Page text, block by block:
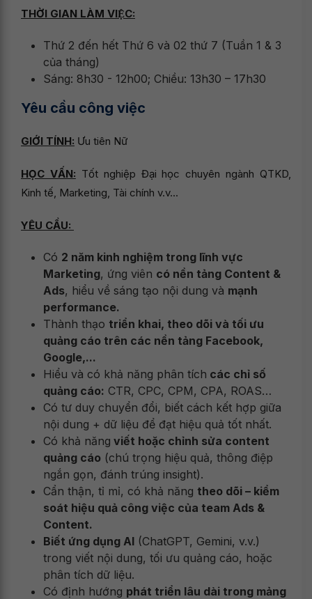
THỜI GIAN LÀM VIỆC:
Thứ 2 đến hết Thứ 6 và 02 thứ 7 (Tuần 1 & 3
của tháng)
Sáng: 8h30 - 12h00; Chiều: 13h30 – 17h30
Yêu cầu công việc
GIỚI TÍNH: Ưu tiên Nữ
HỌC VẤN: Tốt nghiệp Đại học chuyên ngành QTKD,
Kinh tế, Marketing, Tài chính v.v...
YÊU CẦU:
Có 2 năm kinh nghiệm trong lĩnh vực
Marketing, ứng viên có nền tảng Content &
Ads, hiểu về sáng tạo nội dung và mạnh
performance.
Thành thạo triển khai, theo dõi và tối ưu
quảng cáo trên các nền tảng Facebook,
Google,...
Hiểu và có khả năng phân tích các chỉ số
quảng cáo: CTR, CPC, CPM, CPA, ROAS…
Có tư duy chuyển đổi, biết cách kết hợp giữa
nội dung + dữ liệu để đạt hiệu quả tốt nhất.
Có khả năng viết hoặc chỉnh sửa content
quảng cáo (chú trọng hiệu quả, thông điệp
ngắn gọn, đánh trúng insight).
Cẩn thận, tỉ mỉ, có khả năng theo dõi – kiểm
soát hiệu quả công việc của team Ads &
Content.
Biết ứng dụng AI (ChatGPT, Gemini, v.v.)
trong viết nội dung, tối ưu quảng cáo, hoặc
phân tích dữ liệu.
Có định hướng phát triển lâu dài trong mảng